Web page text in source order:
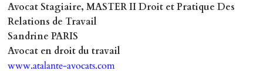
Avocat Stagiaire, MASTER II Droit et Pratique Des
Relations de Travail
Sandrine PARIS
Avocat en droit du travail
www.atalante-avocats.com